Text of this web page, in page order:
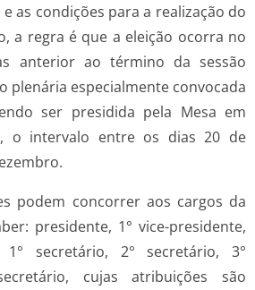
as condições para a realização do
a regra é que a eleição ocorra no
anterior ao término da sessão
plenária especialmente convocada
ser presidida pela Mesa em
o intervalo entre os dias 20 de
podem concorrer aos cargos da
presidente, 1° vice-presidente,
1° secretário, 2° secretário, 3°
cujas atribuições são